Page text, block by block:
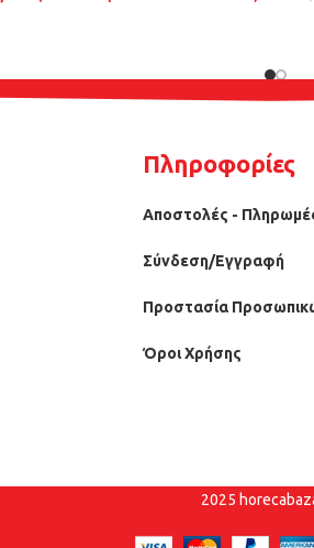
Πληροφορίες
Αποστολές -
Σύνδεση/Εγγραφή
Προστασία
Όροι Χρήσης
2025